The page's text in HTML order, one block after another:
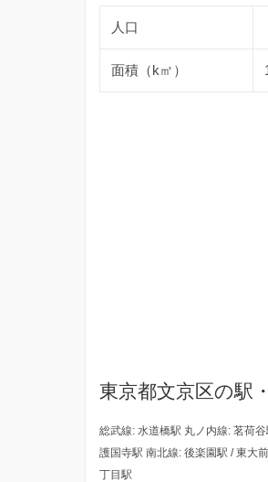
人口
面積（k㎡）
東京都文京区の駅
総武線: 水道橋駅 丸ノ内線: 茗荷
護国寺駅 南北線: 後楽園駅 / 東大
丁目駅